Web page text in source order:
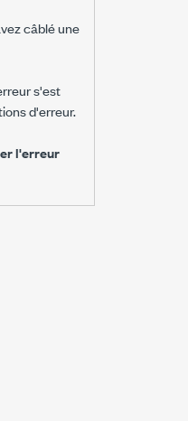
câblé une
s'est
d'erreur.
l'erreur